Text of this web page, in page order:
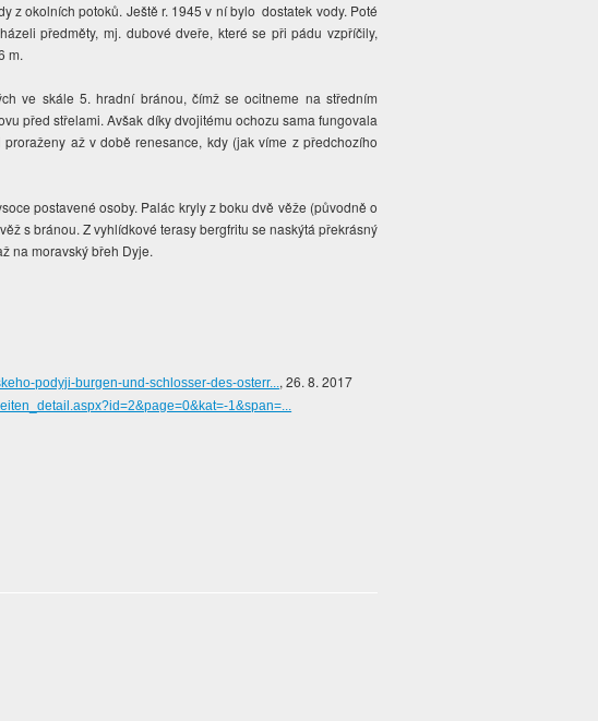
z okolních potoků. Ještě r. 1945 v ní bylo dostatek vody. Poté
předměty, mj. dubové dveře, které se při pádu vzpříčily,
m.
ve skále 5. hradní bránou, čímž se ocitneme na středním
před střelami. Avšak díky dvojitému ochozu sama fungovala
až v době renesance, kdy (jak víme z předchozího
postavené osoby. Palác kryly z boku dvě věže (původně o
s bránou. Z vyhlídkové terasy bergfritu se naskýtá překrásný
na moravský břeh Dyje.
podyji-burgen-und-schlosser-des-osterr..., 26. 8. 2017
1&span=...